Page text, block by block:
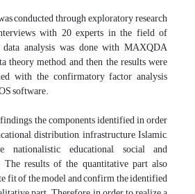
conducted through exploratory research
with 20 experts in the field of
data analysis was done with MAXQDA
theory method, and then the results were
with the confirmatory factor analysis
software.
the components identified in order
distribution, infrastructure, Islamic,
nationalistic, educational, social and
The results of the quantitative part also
fit of the model and confirm the identified